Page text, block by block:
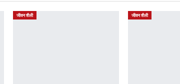
जीवन शैली जीवन शैली